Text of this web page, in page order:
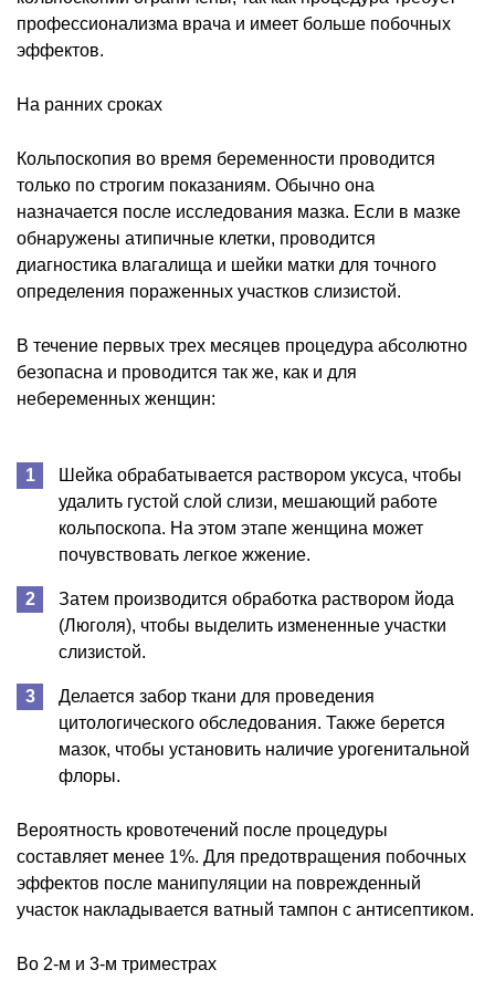
профессионализма врача и имеет больше побочных
эффектов.
На ранних сроках
Кольпоскопия во время беременности проводится
только по строгим показаниям. Обычно она
назначается после исследования мазка. Если в мазке
обнаружены атипичные клетки, проводится
диагностика влагалища и шейки матки для точного
определения пораженных участков слизистой.
В течение первых трех месяцев процедура абсолютно
безопасна и проводится так же, как и для
небеременных женщин:
Шейка обрабатывается раствором уксуса, чтобы
удалить густой слой слизи, мешающий работе
кольпоскопа. На этом этапе женщина может
почувствовать легкое жжение.
Затем производится обработка раствором йода
(Люголя), чтобы выделить измененные участки
слизистой.
Делается забор ткани для проведения
цитологического обследования. Также берется
мазок, чтобы установить наличие урогенитальной
флоры.
Вероятность кровотечений после процедуры
составляет менее 1%. Для предотвращения побочных
эффектов после манипуляции на поврежденный
участок накладывается ватный тампон с антисептиком.
Во 2-м и 3-м триместрах